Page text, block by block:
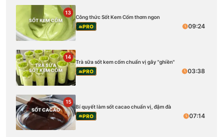
13
Công thức Sốt Kem Cốm thơm ngon
PRO
09:24
14
Trà sữa sốt kem cốm chuẩn vị gây "ghiền"
PRO
03:38
15
Bí quyết làm sốt cacao chuẩn vị, đậm đà
PRO
07:14